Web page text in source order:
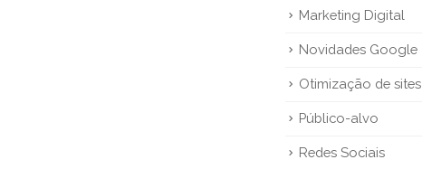
Marketing Digital
Novidades Google
Otimização de sites
Público-alvo
Redes Sociais